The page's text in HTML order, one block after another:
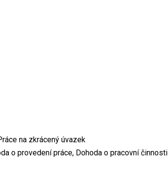
na zkrácený úvazek
o provedení práce, Dohoda o pracovní činnosti